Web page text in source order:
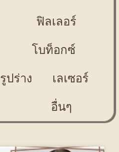
ฟิลเลอร์
โบท็อกซ์
รูปร่าง เลเซอร์
อื่นๆ